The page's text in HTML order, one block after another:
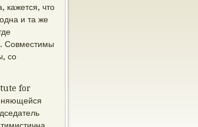
кажется, что
и та же
Совместимы
со
for